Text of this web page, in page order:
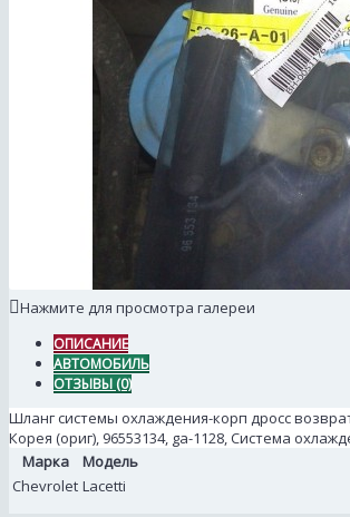
Нажмите для просмотра галереи
ОПИСАНИЕ
АВТОМОБИЛЬ
ОТЗЫВЫ (0)
Шланг системы охлаждения-корп дросс
Корея (ориг), 96553134, ga-1128, Система
Марка
Модель
Chevrolet Lacetti